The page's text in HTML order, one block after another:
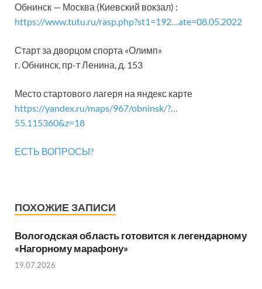
Обнинск — Москва (Киевский вокзал) :
https://www.tutu.ru/rasp.php?st1=192…ate=08.05.2022
Старт за дворцом спорта «Олимп»
г. Обнинск, пр-т Ленина, д. 153
Место стартового лагеря на яндекс карте
https://yandex.ru/maps/967/obninsk/?…
55.115360&z=18
ЕСТЬ ВОПРОСЫ?
ПОХОЖИЕ ЗАПИСИ
Вологодская область готовится к легендарному
«Нагорному марафону»
19.07.2026